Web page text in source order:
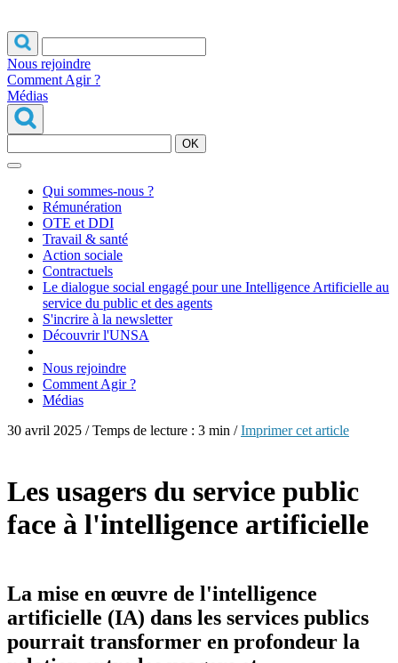
Nous rejoindre
Comment Agir ?
Médias
OK
Qui sommes-nous ?
Rémunération
OTE et DDI
Travail & santé
Action sociale
Contractuels
Le dialogue social engagé pour une Intelligence Artificielle au
service du public et des agents
S'incrire à la newsletter
Découvrir l'UNSA
Nous rejoindre
Comment Agir ?
Médias
30 avril 2025 / Temps de lecture : 3 min /Imprimer cet article
Les usagers du service public
face à l'intelligence artificielle
La mise en œuvre de l'intelligence
artificielle (IA) dans les services publics
pourrait transformer en profondeur la